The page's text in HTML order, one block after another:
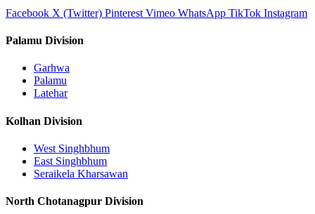
Facebook X (Twitter) Pinterest Vimeo WhatsApp TikTok Instagram
Palamu Division
Garhwa
Palamu
Latehar
Kolhan Division
West Singhbhum
East Singhbhum
Seraikela Kharsawan
North Chotanagpur Division